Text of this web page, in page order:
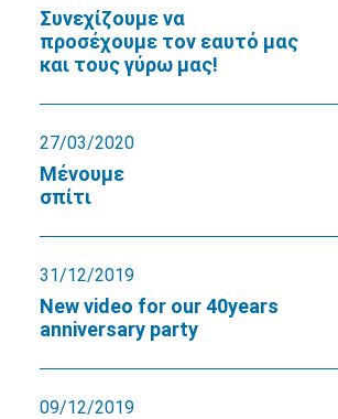
Συνεχίζουμε να
προσέχουμε τον εαυτό μας
και τους γύρω μας!
27/03/2020
Μένουμε
σπίτι
31/12/2019
New video for our 40years
anniversary party
09/12/2019